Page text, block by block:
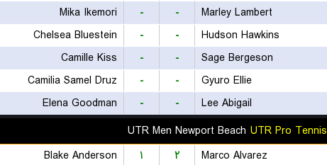
Marley Lambert
-
-
Mika Ikemori
Hudson Hawkins
-
-
Chelsea Bluestein
Sage Bergeson
-
-
Camille Kiss
Gyuro Ellie
-
-
Camilia Samel Druz
Lee Abigail
-
-
Elena Goodman
UTR Pro Tennis
UTR Men Newport Beach
Marco Alvarez
۲ ۱ Blake Anderson